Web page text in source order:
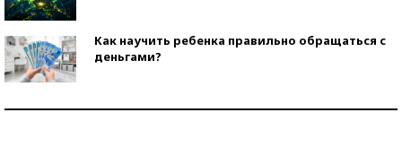
Как научить ребенка правильно обращаться с
деньгами?